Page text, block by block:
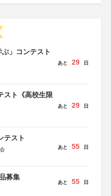
」コンテスト
あと 29 日
スト《高校生限
あと 29 日
テスト
あと 55 日
募集
あと 55 日